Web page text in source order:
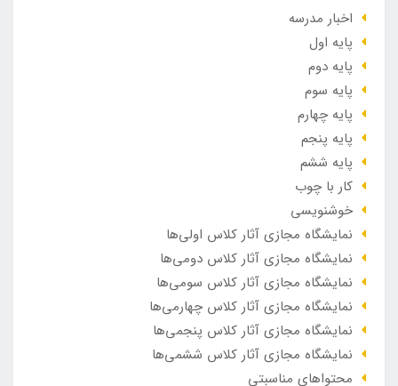
اخبار مدرسه
پایه اول
پایه دوم
پایه سوم
پایه چهارم
پایه پنجم
پایه ششم
کار با چوب
خوشنویسی
نمایشگاه مجازی آثار کلاس اولی‌ها
نمایشگاه مجازی آثار کلاس دومی‌ها
نمایشگاه مجازی آثار کلاس سومی‌ها
نمایشگاه مجازی آثار کلاس چهارمی‌ها
نمایشگاه مجازی آثار کلاس پنجمی‌ها
نمایشگاه مجازی آثار کلاس ششمی‌ها
محتواهای مناسبتی